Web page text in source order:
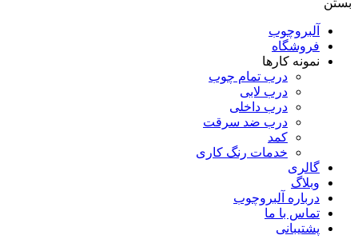
بستن
آلبروچوب
فروشگاه
نمونه کارها
درب تمام چوب
درب لابی
درب داخلی
درب ضد سرقت
کمد
خدمات رنگ کاری
گالری
وبلاگ
درباره آلبروچوب
تماس با ما
پشتیبانی